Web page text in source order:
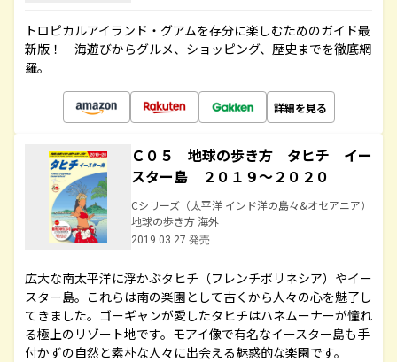
トロピカルアイランド・グアムを存分に楽しむためのガイド最
新版！ 海遊びからグルメ、ショッピング、歴史までを徹底網
羅。
詳細を見る
Ｃ０５ 地球の歩き方 タヒチ イー
スター島 ２０１９～２０２０
Cシリーズ（太平洋 インド洋の島々&オセアニア）
地球の歩き方 海外
2019.03.27 発売
広大な南太平洋に浮かぶタヒチ（フレンチポリネシア）やイー
スター島。これらは南の楽園として古くから人々の心を魅了し
てきました。ゴーギャンが愛したタヒチはハネムーナーが憧れ
る極上のリゾート地です。モアイ像で有名なイースター島も手
付かずの自然と素朴な人々に出会える魅惑的な楽園です。